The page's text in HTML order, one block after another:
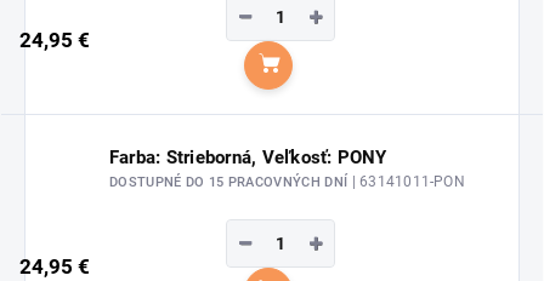
24,95 €
+
−
Do košíka
Farba: Strieborná, Veľkosť: PONY
DOSTUPNÉ DO 15 PRACOVNÝCH DNÍ | 63141011-PON
24,95 €
+
−